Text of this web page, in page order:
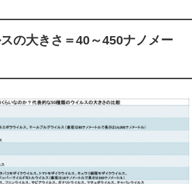
の大きさ＝40～450ナノメー